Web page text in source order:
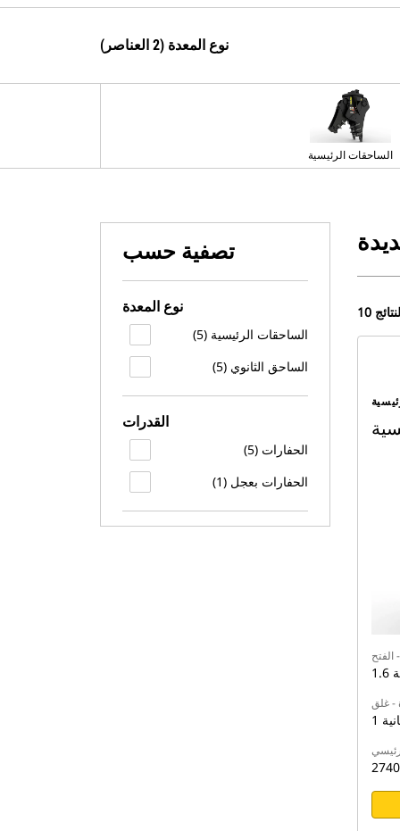
نوع المعدة (2 العناصر)
الساحقات الرئيسية
تصفية حسب
نوع المعدة
الساحقات الرئيسية (5)
الساحق الثانوي (5)
القدرات
الحفارات (5)
الحفارات بعجل (1)
النتائج
- غلق